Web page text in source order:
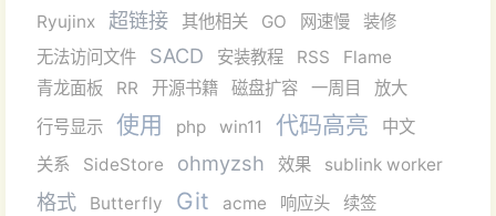
Ryujinx 超链接 其他相关 GO 网速慢
装修
无法访问文件
SACD 安装教程 RSS
Flame
青龙面板
RR 开源书籍 磁盘扩容 一周目
放大
行号显示
使用 php win11 代码高亮
中文
关系
SideStore ohmyzsh 效果 sublink worker
格式 Butterfly Git acme 响应头
续签